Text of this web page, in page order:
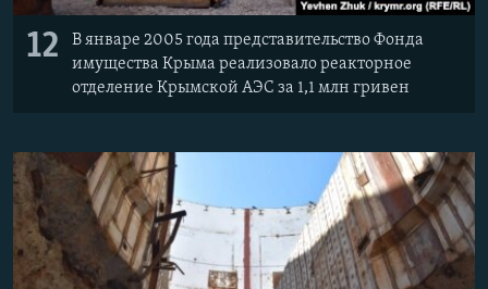
12
В январе 2005 года представительство Фонда
имущества Крыма реализовало реакторное
отделение Крымской АЭС за 1,1 млн гривен